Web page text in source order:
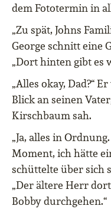
dem Fototermin in
„Zu spät, Johns
George schnitt eine
„Dort hinten gibt es
„Alles okay, Dad?“
Blick an seinen
Kirschbaum sah.
„Ja, alles in
Moment, ich hätte
schüttelte über sich
„Der ältere Herr
Bobby durchgehen.“